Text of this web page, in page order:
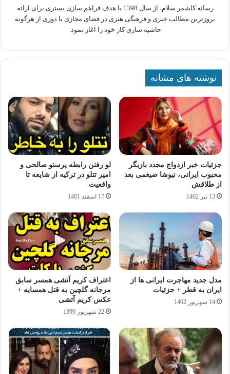
رسانه کاشمر سلام، از سال 1398 با هدف فراهم سازی بستری برای ارائه
بروزترین مطالب خبری و فرهنگی هنری در فضای مجازی با دوری از هرگونه
حاشیه سازی کار خود را آغاز نمود.
نوشته های مشابه
جزئیات خبر ازدواج مجدد بازیگر
محبوب ایرانی، نیوشا ضیغمی بعد
از طلاقش
13 تیر 1402
لو رفتن رابطه پرستو صالحی و
امیر تتلو در ترکیه از شایعه تا
واقعیت
17 اسفند 1401
مدل جدید مهاجرت ایرانی ها از
ایران به قطر + جزئیات
14 شهریور 1402
اعتراف کریم آتشی همسر سابق
مرجانه گلچین به قتل همسایه +
عکس کریم آتشی
22 شهریور 1399